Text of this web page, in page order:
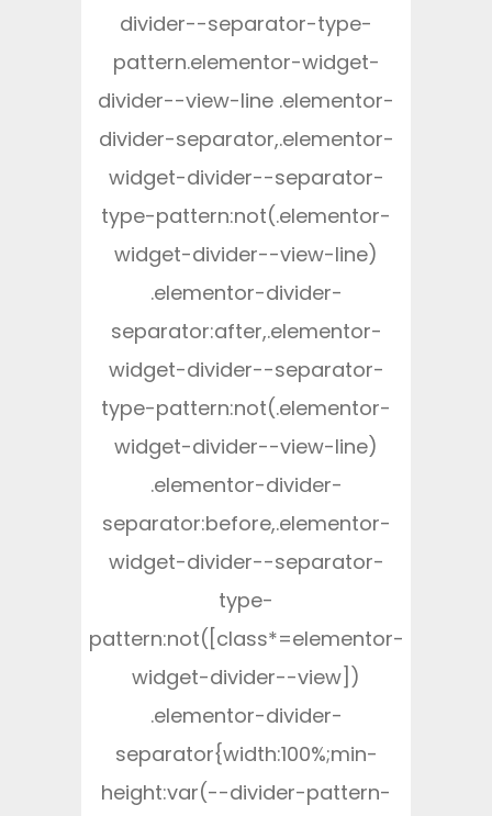
divider--separator-type-
pattern.elementor-widget-
divider--view-line .elementor-
divider-separator,.elementor-
widget-divider--separator-
type-pattern:not(.elementor-
widget-divider--view-line)
.elementor-divider-
separator:after,.elementor-
widget-divider--separator-
type-pattern:not(.elementor-
widget-divider--view-line)
.elementor-divider-
separator:before,.elementor-
widget-divider--separator-
type-
pattern:not([class*=elementor-
widget-divider--view])
.elementor-divider-
separator{width:100%;min-
height:var(--divider-pattern-